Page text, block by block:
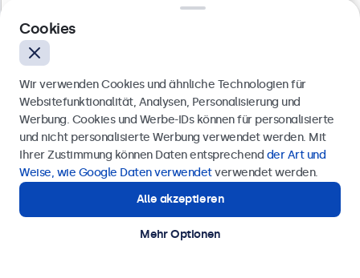
CHF 959,00
Anfrage senden
Rufen Sie uns an unter+41 43 50 80 772
Benötigen Sie Unterstützung?
Kontaktieren Sie uns!
Cookies
Wir verwenden Cookies und ähnliche Technologien für
Websitefunktionalität, Analysen, Personalisierung und
Werbung. Cookies und Werbe-IDs können für personalisierte
und nicht personalisierte Werbung verwendet werden. Mit
Ihrer Zustimmung können Daten entsprechend der Art und
Weise, wie Google Daten verwendetverwendet werden.
Alle akzeptieren
Mehr Optionen